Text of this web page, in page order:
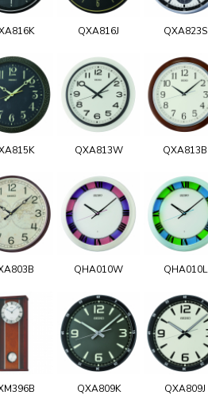
QXA816J QXA823S
QXA813W QXA813B
QHA010W QHA010L
QXA809K QXA809J